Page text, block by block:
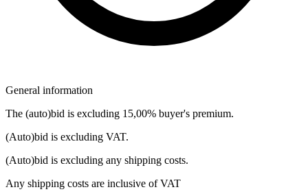
General information
The (auto)bid is excluding 15,00% buyer's premium.
(Auto)bid is excluding VAT.
(Auto)bid is excluding any shipping costs.
Any shipping costs are inclusive of VAT